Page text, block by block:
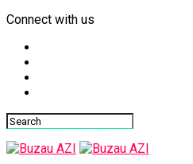
Connect with us